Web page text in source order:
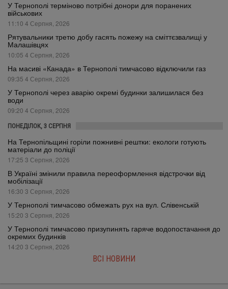
У Тернополі терміново потрібні донори для поранених
військових
11:10 4 Серпня, 2026
Рятувальники третю добу гасять пожежу на сміттєзвалищі у
Малашівцях
10:05 4 Серпня, 2026
На масиві «Канада» в Тернополі тимчасово відключили газ
09:35 4 Серпня, 2026
У Тернополі через аварію окремі будинки залишилася без
води
09:20 4 Серпня, 2026
ПОНЕДІЛОК, 3 СЕРПНЯ
На Тернопільщині горіли пожнивні рештки: екологи готують
матеріали до поліції
17:25 3 Серпня, 2026
В Україні змінили правила переоформлення відстрочки від
мобілізації
16:30 3 Серпня, 2026
У Тернополі тимчасово обмежать рух на вул. Слівенській
15:20 3 Серпня, 2026
У Тернополі тимчасово призупинять гаряче водопостачання до
окремих будинків
14:20 3 Серпня, 2026
ВСІ НОВИНИ